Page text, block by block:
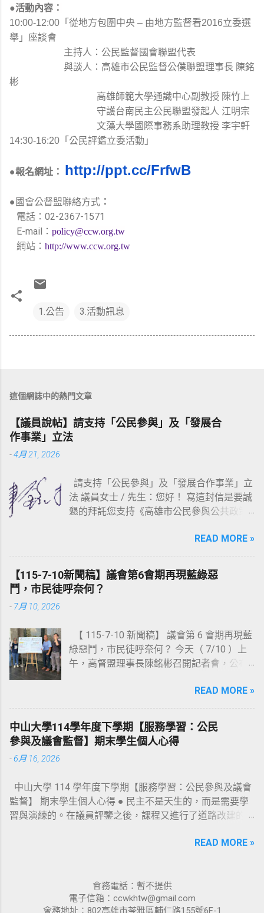
●活動內容：
10:00-12:00「從地方包圍中央 – 由地方監督看2016立委選
舉」座談會
主持人：公民監督國會聯盟代表
與談人：高雄市公民監督公僕聯盟理事長 陳銘
彬
高雄師範大學通識中心副教授 陳竹上
守護台南民主公民聯盟發起人 江明宗
文藻大學國際事務系助理教授 李宇軒
14:30-16:20「公民評鑑立委活動」
●報名網址： http://ppt.cc/FrfwB
● 國會公督盟聯絡方式 ：
電話：02-2367-1571
E-mail： policy@ccw.org.tw
網站： http://www.ccw.org.tw
1.公告 3.活動訊息
這個網誌中的熱門文章
【議員說帖】請支持「公民參與」及「發展合
作事業」立法
-4月 21, 2026
請支持「公民參與」及「發展合作事業」立
法 議員女士 / 先生：您好！ 寫這封信是要誠
懇的拜託您支持《高雄市公民參與公共政策
https://reurl.cc/WbAmpD ）以及《高雄市發
展合作事業自治條例草案》（連結：
https://reurl.cc/r03Olr ）這二部草案的立
法。 《高雄市公民參與公共政策自治條例草
案》已於去（ 114 ）年 10 月 29 日，由湯詠
6 會期）由湯議員完成提案；《高雄市發展
合作事業自治條例草案》則於 113 年 10 月
22 日，由黃柏霖議員召開第一次公聽會（會
去（ 114 ）年 9 月 24 日，由林智鴻議員召
開第二次公聽會（會議資料連結：
https://reurl.cc/bd3jMd ），並於上會期（第
6 會期）由林智鴻議員完成提案；惟兩案於
會（ 108 年）， 這二部自治條例草案就曾經
在議會走過公聽會及提案等程序，只可惜最
後在大會二讀時決議擱置，遂功虧一簣！
108 年迄今， 這二部自治條例草案的內容，
都曾經歷多個版本修訂；除了納入該領域專
改。除此之外，民間也曾數度拜會陳其邁市
長說明兩案的重要性及永續理念，並獲得陳
市長承諾支持立法。 這二部自治條例之所以
READ MORE »
【115-7-10新聞稿】議會第6會期再現藍綠惡
鬥，市民徒呼奈何？
- 7月 10, 2026
【 115-7-10 新聞稿】 議會第 6 會期再現藍
綠惡鬥，市民徒呼奈何？ 今天（ 7/10 ）上
午，高督盟理事長陳銘彬召開記者會，公布
報告》，共選出 10 位【問政優質議員】、以
及 4 位【待觀察名單】；此外，也針對本會
期高雄市議會的整體表現作出總評。 陳銘彬
首先解釋本次評鑑結果公布時間之所以延宕
的原因：首先，第 6 會期的「委員會會議譯
議員發言內容的份量龐大，評鑑志工需大量
的閱讀時間，致使評鑑作業流程比預訂時間
延後近 3 個月。 接著，陳銘彬公布本次獲選
茵、李雅靜、邱俊憲、許采蓁、郭建盟、陳
質詢、業務部門質詢、委員會議、法案審查
等，皆積極出席與發言，質詢內容也都言之
READ MORE »
中山大學114學年度下學期【服務學習：公民
參與及議會監督】期末學生個人心得
-6月 16, 2026
中山大學 114 學年度下學期【服務學習：公民參與及議會
監督】 期末學生個人心得 ● 民主不是天生的，而是需要學
習與演練的。在議員評鑒之後，課程又進行了道路改建的服
一步轉換為走入社區的「提案者」與「參與者」。道路改建
〉（張優洋，中國文學系 4 年級） ● 「公民參與與議會監
督」這門課讓我對民主政治與公民參與有更深入的了解。透
READ MORE »
會務電話：暫不提供
電子信箱：ccwkhtw@gmail.com